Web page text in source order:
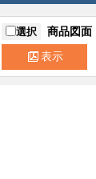
選択 商品図面
表示